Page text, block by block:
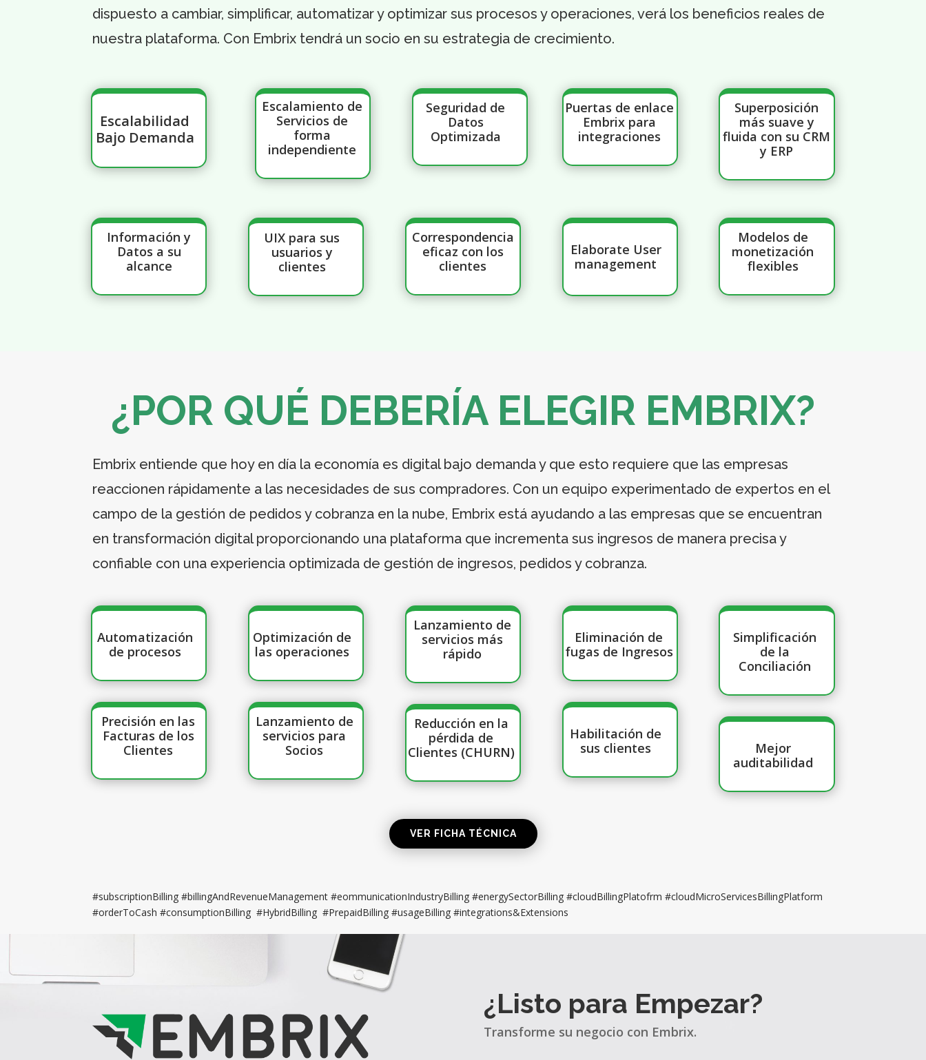
dispuesto a cambiar, simplificar, automatizar y optimizar sus procesos y operaciones, verá los beneficios reales de
nuestra plataforma. Con Embrix tendrá un socio en su estrategia de crecimiento.
Escalabilidad
Bajo Demanda
Escalamiento de
Servicios de
forma
independiente
Seguridad de
Datos
Optimizada
Puertas de enlace
Embrix para
integraciones
Superposición
más suave y
fluida con su CRM
y ERP
Información y
Datos a su
alcance
UIX para sus
usuarios y
clientes
Correspondencia
eficaz con los
clientes
Elaborate User
management
Modelos de
monetización
flexibles
¿POR QUÉ DEBERÍA ELEGIR EMBRIX?
Embrix entiende que hoy en día la economía es digital bajo demanda y que esto requiere que las empresas
reaccionen rápidamente a las necesidades de sus compradores. Con un equipo experimentado de expertos en el
campo de la gestión de pedidos y cobranza en la nube, Embrix está ayudando a las empresas que se encuentran
en transformación digital proporcionando una plataforma que incrementa sus ingresos de manera precisa y
confiable con una experiencia optimizada de gestión de ingresos, pedidos y cobranza.
Automatización
de procesos
Precisión en las
Facturas de los
Clientes
Optimización de
las operaciones
Lanzamiento de
servicios para
Socios
Lanzamiento de
servicios más
rápido
Reducción en la
pérdida de
Clientes (CHURN)
Eliminación de
fugas de Ingresos
Habilitación de
sus clientes
Simplificación
de la
Conciliación
Mejor
auditabilidad
VER FICHA TÉCNICA
#subscriptionBilling #billingAndRevenueManagement #eommunicationIndustryBilling #energySectorBilling #cloudBillingPlatofrm #cloudMicroServicesBillingPlatform
#orderToCash #consumptionBilling #HybridBilling #PrepaidBilling #usageBilling #integrations&Extensions
¿Listo para Empezar?
Transforme su negocio con Embrix.